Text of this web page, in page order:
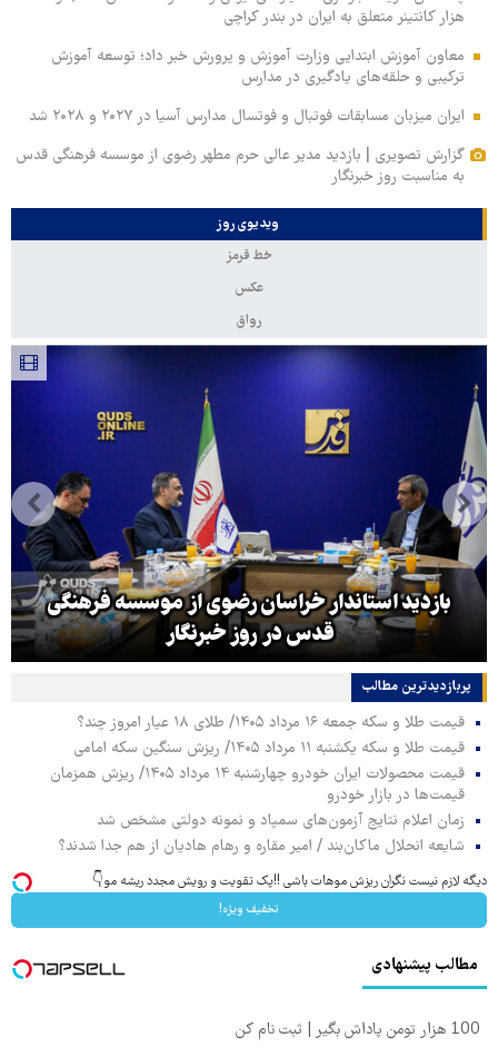
هزار کانتینر متعلق به ایران در بندر کراچی
معاون آموزش ابتدایی وزارت آموزش و پرورش خبر داد؛ توسعه آموزش
ترکیبی و حلقه‌های یادگیری در مدارس
ایران میزبان مسابقات فوتبال و فوتسال مدارس آسیا در ۲۰۲۷ و ۲۰۲۸ شد
گزارش تصویری | بازدید مدیر عالی حرم مطهر رضوی از موسسه فرهنگی قدس
به مناسبت روز خبرنگار
ویدیوی روز
خط قرمز
عکس
رواق
بازدید استاندار خراسان رضوی از موسسه فرهنگی
قدس در روز خبرنگار
پربازدیدترین‌ مطالب
قیمت طلا و سکه جمعه ۱۶ مرداد ۱۴۰۵/ طلای ۱۸ عیار امروز چند؟
قیمت طلا و سکه یکشنبه ۱۱ مرداد ۱۴۰۵/ ریزش سنگین سکه امامی
قیمت محصولات ایران خودرو چهارشنبه ۱۴ مرداد ۱۴۰۵/ ریزش همزمان
قیمت‌ها در بازار خودرو
زمان اعلام نتایج آزمون‌های سمپاد و نمونه دولتی مشخص شد
شایعه انحلال ماکان‌بند / امیر مقاره و رهام هادیان از هم جدا شدند؟
دیگه لازم نیست نگران ریزش موهات باشی !!پک تقویت و رویش مجدد ریشه مو👇
تخفیف ویژه!
مطالب پیشنهادی
100 هزار تومن پاداش بگیر | ثبت نام کن